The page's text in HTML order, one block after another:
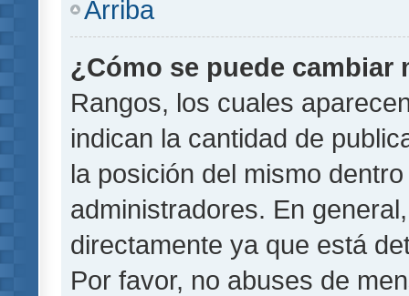
Arriba
¿Cómo se puede cambiar
Rangos, los cuales
indican la cantidad de
la posición del mismo
administradores. En
directamente ya que está
Por favor, no abuses de